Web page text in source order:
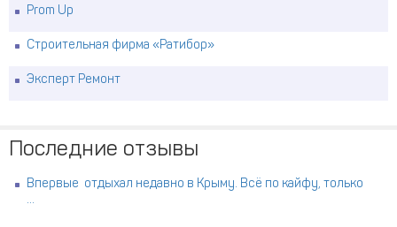
Prom Up
Строительная фирма «Ратибор»
Эксперт Ремонт
Последние отзывы
Впервые отдыхал недавно в Крыму. Всё по кайфу, только
...